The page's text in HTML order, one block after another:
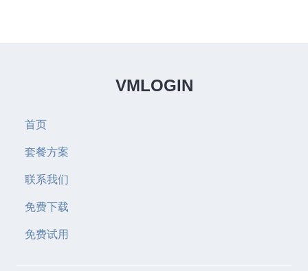
VMLOGIN
首页
套餐方案
联系我们
免费下载
免费试用